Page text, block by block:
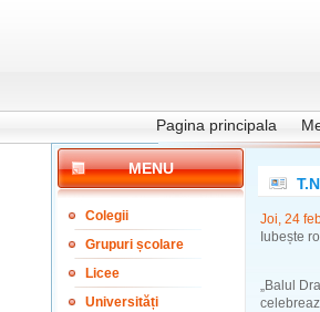
Pagina principala
MENU
Colegii
Grupuri școlare
Licee
Universități
Joi, 24
Iubește
„Balul